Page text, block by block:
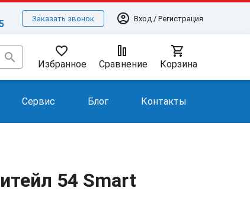
Заказать звонок account_circle Вход / Регистрация
search favorite_border
Избранное Сравнение
shopping_cart
Корзина
Сервис Блог Контакты
54 Smart